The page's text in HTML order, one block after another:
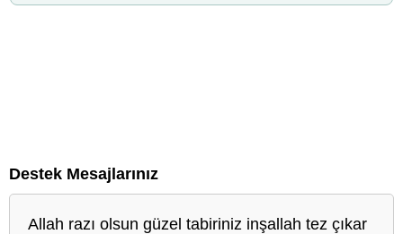
Destek Mesajlarınız
Allah razı olsun güzel tabiriniz inşallah tez çıkar